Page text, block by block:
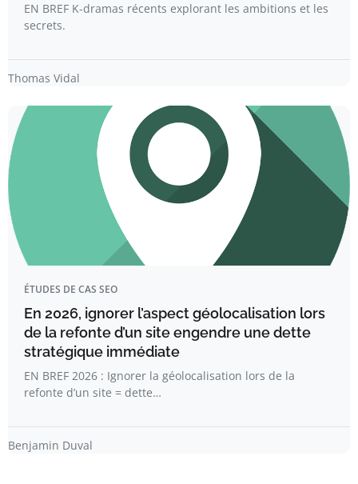
EN BREF K-dramas récents explorant les ambitions et les
secrets.
Thomas Vidal
ÉTUDES DE CAS SEO
En 2026, ignorer l’aspect géolocalisation lors
de la refonte d’un site engendre une dette
stratégique immédiate
EN BREF 2026 : Ignorer la géolocalisation lors de la
refonte d’un site = dette…
Benjamin Duval